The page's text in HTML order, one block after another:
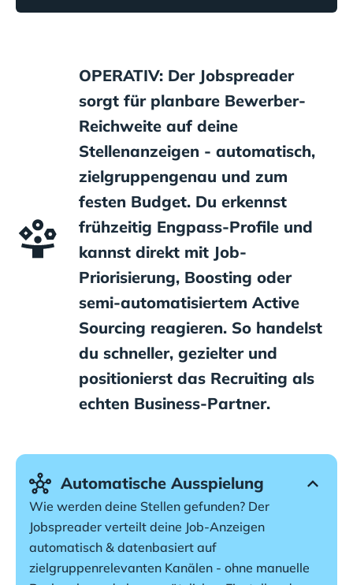
OPERATIV: Der Jobspreader
sorgt für planbare Bewerber-
Reichweite auf deine
Stellenanzeigen - automatisch,
zielgruppengenau und zum
festen Budget. Du erkennst
frühzeitig Engpass-Profile und
kannst direkt mit Job-
Priorisierung, Boosting oder
semi-automatisiertem Active
Sourcing reagieren. So handelst
du schneller, gezielter und
positionierst das Recruiting als
echten Business-Partner.
Automatische Ausspielung
Wie werden deine Stellen gefunden? Der
Jobspreader verteilt deine Job-Anzeigen
automatisch & datenbasiert auf
zielgruppenrelevanten Kanälen - ohne manuelle